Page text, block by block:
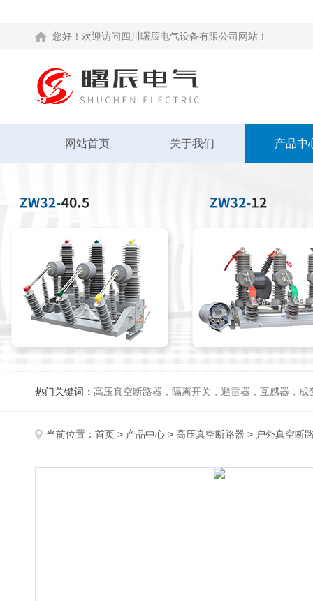
您好！欢迎访问四川曙辰电气设备有限公司网站！
网站首页 关于我们 产品中
热门关键词： 高压真空断路器，隔离开关，避雷器，互感器，成
当前位置： 首页 > 产品中心 > 高压真空断路器 > 户外真空断